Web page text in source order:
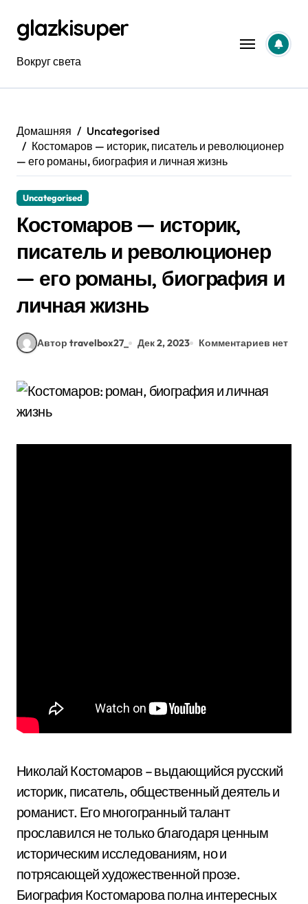
содержанию
glazkisuper
Вокруг света
Домашняя
Uncategorised
Костомаров — историк, писатель и революционер
— его романы, биография и личная жизнь
Uncategorised
Костомаров — историк,
писатель и революционер
— его романы, биография и
личная жизнь
Автор travelbox27_ Дек 2, 2023 Комментариев нет
Николай Костомаров – выдающийся русский
историк, писатель, общественный деятель и
романист. Его многогранный талант
прославился не только благодаря ценным
историческим исследованиям, но и
потрясающей художественной прозе.
Биография Костомарова полна интересных